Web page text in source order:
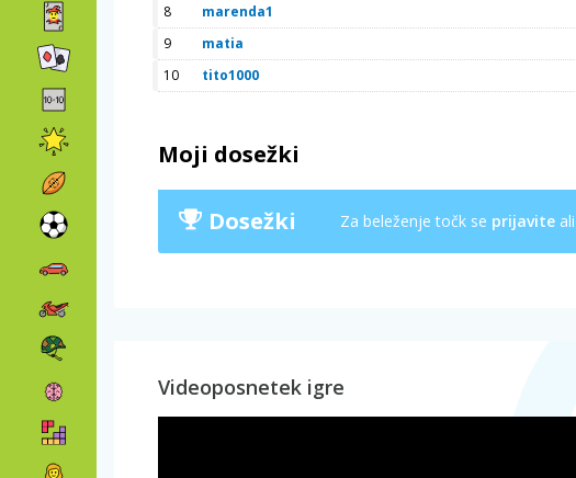
8
marenda1
9
matia
10
tito1000
Moji dosežki
Dosežki Za beleženje točk se prijavite ali
Videoposnetek igre